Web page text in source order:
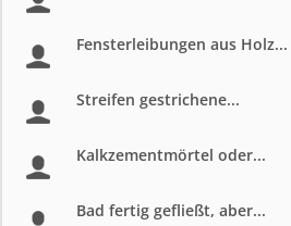
Fensterleibungen aus Holz...
Streifen gestrichene...
Kalkzementmörtel oder...
Bad fertig gefließt, aber...